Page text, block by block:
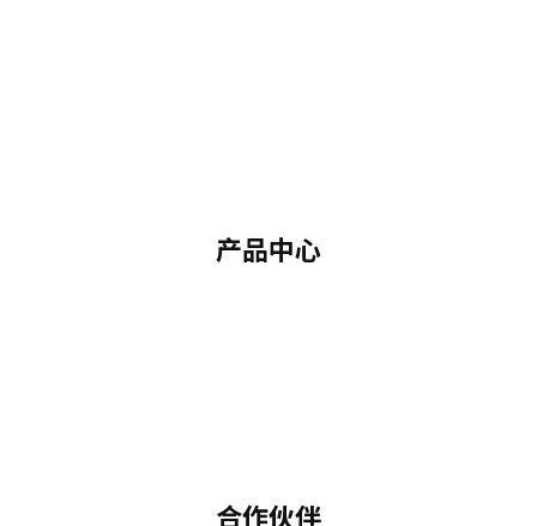
产品中心
合作伙伴